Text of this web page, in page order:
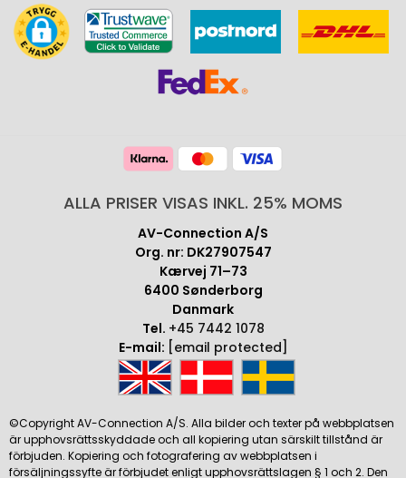
ALLA PRISER VISAS INKL. 25% MOMS
AV-Connection A/S
Org. nr: DK27907547
Kærvej 71–73
6400 Sønderborg
Danmark
Tel. +45 7442 1078
E-mail: [email protected]
©Copyright AV-Connection A/S. Alla bilder och texter på webbplatsen
är upphovsrättsskyddade och all kopiering utan särskilt tillstånd är
förbjuden. Kopiering och fotografering av webbplatsen i
försäljningssyfte är förbjudet enligt upphovsrättslagen § 1 och 2. Den